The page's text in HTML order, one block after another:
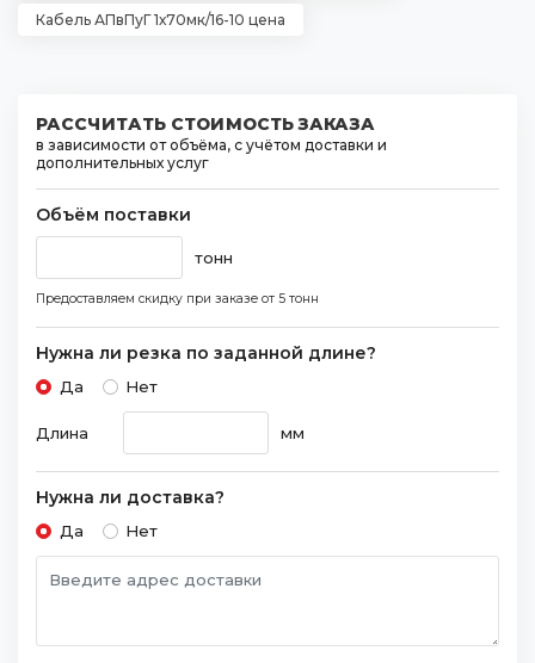
Кабель АПвПуГ 1х70мк/16-10 цена
РАССЧИТАТЬ СТОИМОСТЬ ЗАКАЗА
в зависимости от объёма, с учётом доставки и
дополнительных услуг
Объём поставки
тонн
Предоставляем скидку при заказе от 5 тонн
Нужна ли резка по заданной длине?
Да Нет
Длина мм
Нужна ли доставка?
Да Нет